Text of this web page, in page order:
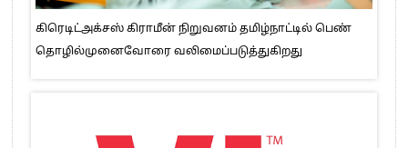
கிரெடிட்அக்சஸ் கிராமீன் நிறுவனம் தமிழ்நாட்டில் பெண்
தொழில்முனைவோரை வலிமைப்படுத்துகிறது